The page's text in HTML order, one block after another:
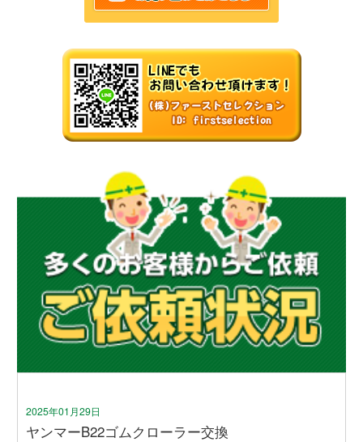
2025年01月29日
ヤンマーB22ゴムクローラー交換